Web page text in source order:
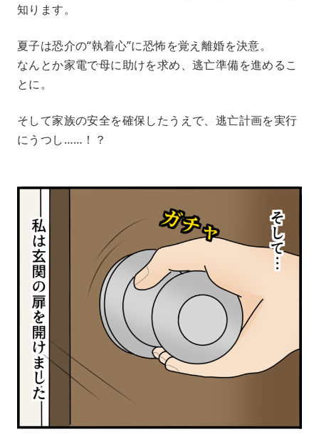
知ります。
夏子は恐介の“執着心”に恐怖を覚え離婚を決意。
なんとか家電で母に助けを求め、逃亡準備を進めるこ
とに。
そして家族の安全を確保したうえで、逃亡計画を実行
にうつし……！？